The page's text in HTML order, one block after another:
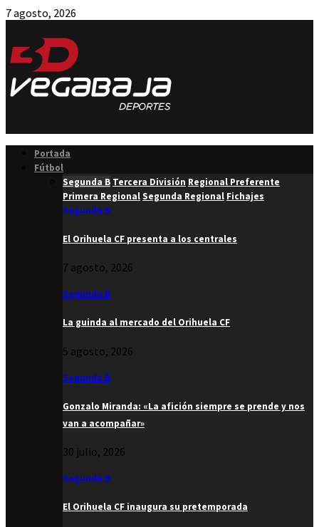
7 agosto, 2026
Portada
Fútbol
Segunda B Tercera División Regional Preferente
Primera RegionalSegunda Regional Fichajes
Segunda B
El Orihuela CF presenta a los centrales
7 agosto, 2026
Segunda B
La guinda al mercado del Orihuela CF
5 agosto, 2026
Segunda B
Gonzalo Miranda: «La afición siempre se prende y nos
van a acompañar»
30 julio, 2026
Segunda B
El Orihuela CF inaugura su pretemporada